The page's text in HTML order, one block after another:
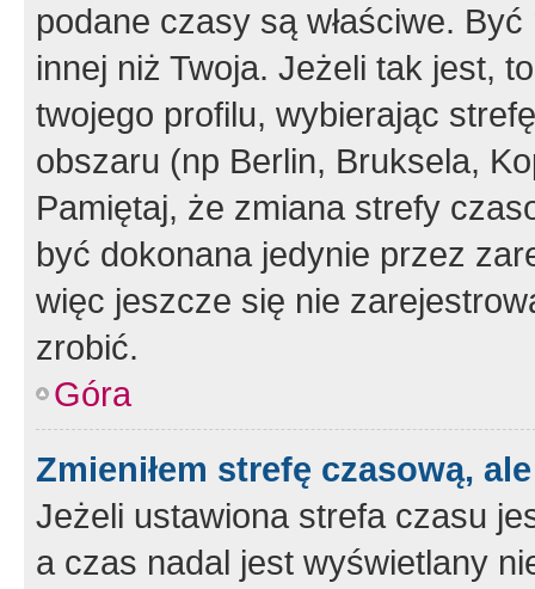
podane czasy są właściwe.
innej niż Twoja. Jeżeli tak jest,
twojego profilu, wybierając
obszaru (np Berlin, Bruksela,
Pamiętaj, że zmiana strefy
być dokonana jedynie przez
więc jeszcze się nie
zrobić.
Góra
Zmieniłem strefę czasową,
Jeżeli ustawiona strefa czasu
a czas nadal jest wyświetlany